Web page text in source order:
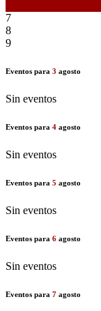
7
8
9
Eventos para 3 agosto
Sin eventos
Eventos para 4 agosto
Sin eventos
Eventos para 5 agosto
Sin eventos
Eventos para 6 agosto
Sin eventos
Eventos para 7 agosto